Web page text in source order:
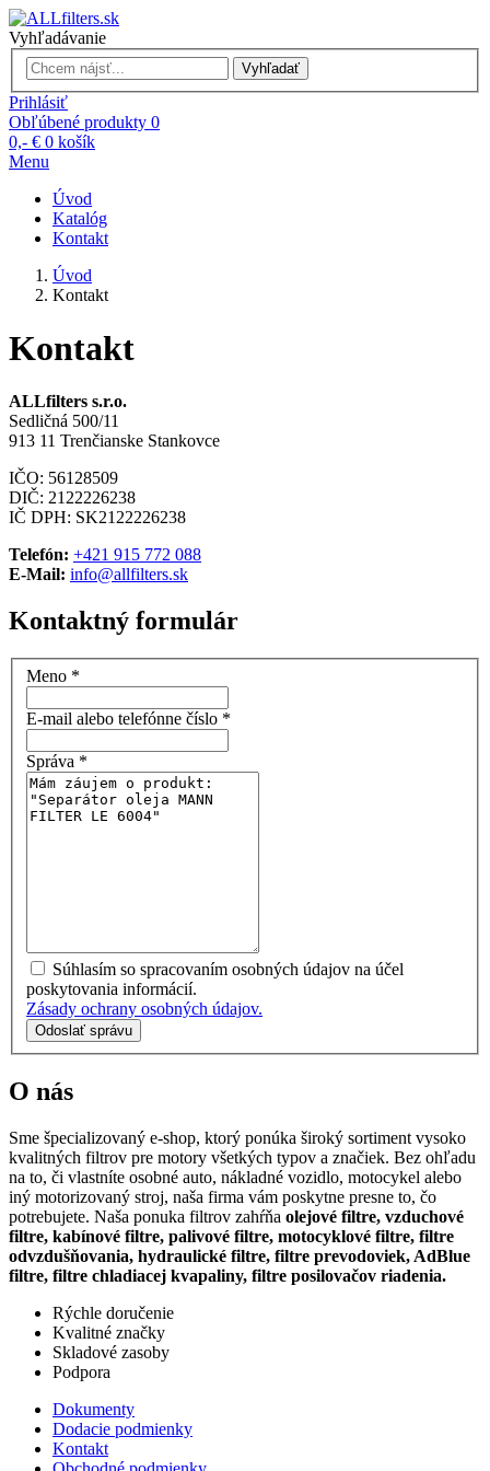
Vyhľadávanie
Vyhľadať
Prihlásiť
Obľúbené produkty 0
0,- € 0 košík
Menu
Úvod
Katalóg
Kontakt
Úvod
Kontakt
Kontakt
ALLfilters s.r.o.
Sedličná 500/11
913 11 Trenčianske Stankovce
IČO: 56128509
DIČ: 2122226238
IČ DPH: SK2122226238
Telefón: +421 915 772 088
E-Mail: info@allfilters.sk
Kontaktný formulár
Meno *
E-mail alebo telefónne číslo *
Správa *
Súhlasím so spracovaním osobných údajov na účel
poskytovania informácií.
Zásady ochrany osobných údajov.
Odoslať správu
O nás
Sme špecializovaný e-shop, ktorý ponúka široký sortiment vysoko
kvalitných filtrov pre motory všetkých typov a značiek. Bez ohľadu
na to, či vlastníte osobné auto, nákladné vozidlo, motocykel alebo
iný motorizovaný stroj, naša firma vám poskytne presne to, čo
potrebujete. Naša ponuka filtrov zahŕňa olejové filtre, vzduchové
filtre, kabínové filtre, palivové filtre, motocyklové filtre, filtre
odvzdušňovania, hydraulické filtre, filtre prevodoviek, AdBlue
filtre, filtre chladiacej kvapaliny, filtre posilovačov riadenia.
Rýchle doručenie
Kvalitné značky
Skladové zasoby
Podpora
Dokumenty
Dodacie podmienky
Kontakt